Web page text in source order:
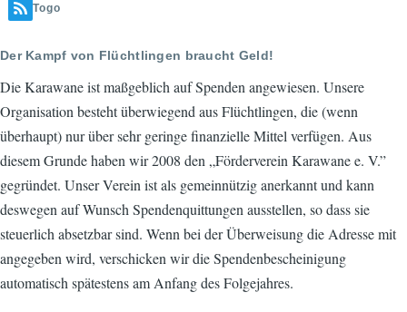
Togo
Der Kampf von Flüchtlingen braucht Geld!
Die Karawane ist maßgeblich auf Spenden angewiesen. Unsere
Organisation besteht überwiegend aus Flüchtlingen, die (wenn
überhaupt) nur über sehr geringe finanzielle Mittel verfügen. Aus
diesem Grunde haben wir 2008 den „Förderverein Karawane e. V.”
gegründet. Unser Verein ist als gemeinnützig anerkannt und kann
deswegen auf Wunsch Spendenquittungen ausstellen, so dass sie
steuerlich absetzbar sind. Wenn bei der Überweisung die Adresse mit
angegeben wird, verschicken wir die Spendenbescheinigung
automatisch spätestens am Anfang des Folgejahres.